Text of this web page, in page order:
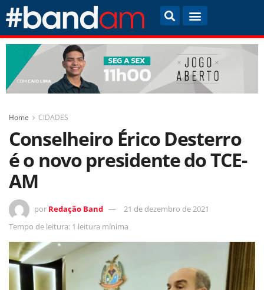
Home CIDADES
Conselheiro Érico Desterro
é o novo presidente do TCE-
AM
por Redação Band
21 de dezembro de 2021
Tempo de leitura: 1 leitura mínima